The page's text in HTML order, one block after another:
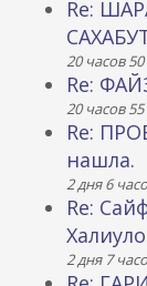
Re:
20 часов
Re:
20 часов
Re:
нашла.
2 дня 6
Re:
2 дня 7